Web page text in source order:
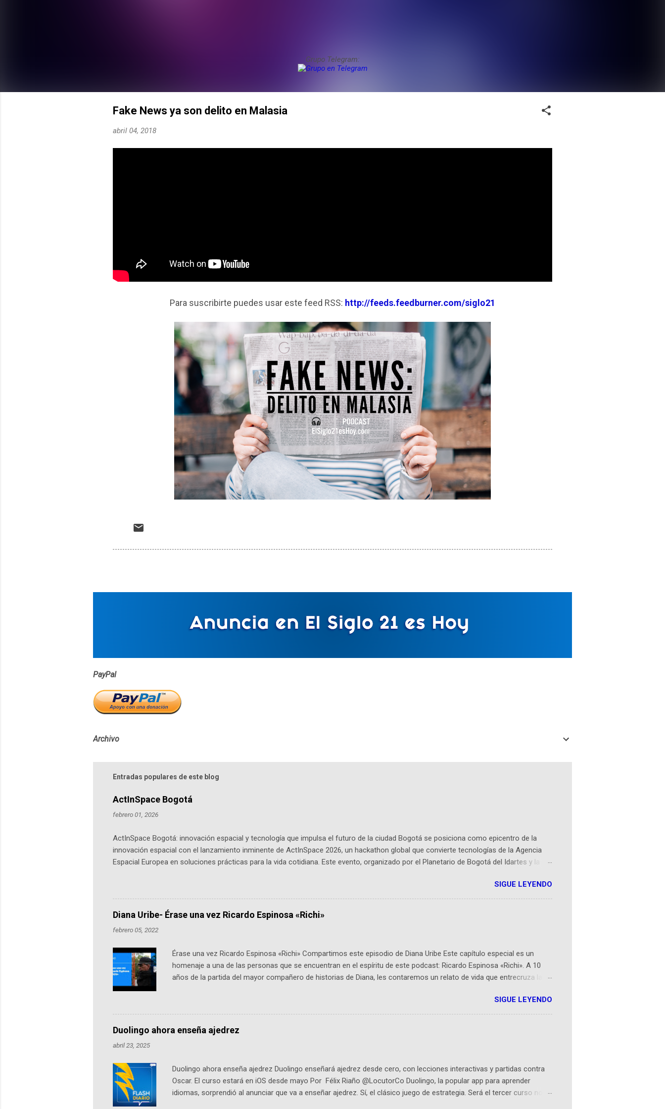
Grupo Telegram:
Fake News ya son delito en Malasia
abril 04, 2018
Para suscribirte puedes usar este feed RSS: http://feeds.feedburner.com/siglo21
PayPal
Archivo
Entradas populares de este blog
ActInSpace Bogotá
febrero 01, 2026
ActInSpace Bogotá: innovación espacial y tecnología que impulsa el futuro de la ciudad Bogotá se posiciona como epicentro de la
innovación espacial con el lanzamiento inminente de ActInSpace 2026, un hackathon global que convierte tecnologías de la Agencia
Espacial Europea en soluciones prácticas para la vida cotidiana. Este evento, organizado por el Planetario de Bogotá del Idartes y la
emprendedores y estudiantes. Qué es ActInSpace y por qué importa en Bogotá ActInSpace es una competencia mundial que opera en
más de 60 ciudades, donde participantes tienen 24 horas para idear startups basadas en tecnologías espaciales como satélites y
datos orbitales. En Bogotá, arranca con un evento gratuito el 30 de enero a las 10:00 a. m. en el Planetario (calle 26B #5-93), in...
SIGUE LEYENDO
Diana Uribe- Érase una vez Ricardo Espinosa «Richi»
febrero 05, 2022
Érase una vez Ricardo Espinosa «Richi» Compartimos este episodio de Diana Uribe Este capítulo especial es un
homenaje a una de las personas que se encuentran en el espíritu de este podcast: Ricardo Espinosa «Richi». A 10
años de la partida del mayor compañero de historias de Diana, les contaremos un relato de vida que entrecruza la
podcast, de dónde viene "la fuerza poderosa", del relato viviente que encarna una joven librera de Barichara y de
nuestro protagonista: un personaje de gabán y sombrero que parecía sacado directamente de una novela de espías
Notas del episodio: -La colección Ricardo Espinosa: los cómics, las novelas y los libros reunidos por Richi hoy se
pueden consultar en la Biblioteca Luis Ángel Arango ¡Síguenos en nuestras Redes Sociales! Facebook:
SIGUE LEYENDO
Duolingo ahora enseña ajedrez
abril 23, 2025
Duolingo ahora enseña ajedrez Duolingo enseñará ajedrez desde cero, con lecciones interactivas y partidas contra
Oscar. El curso estará en iOS desde mayo Por Félix Riaño @LocutorCo Duolingo, la popular app para aprender
idiomas, sorprendió al anunciar que va a enseñar ajedrez. Sí, el clásico juego de estrategia. Será el tercer curso no